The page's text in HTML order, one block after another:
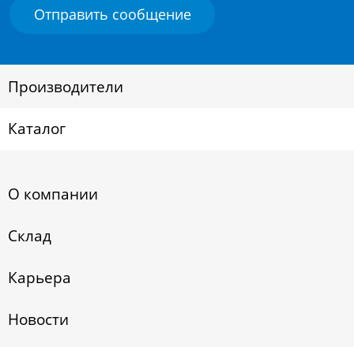
Производители
Каталог
О компании
Склад
Карьера
Новости